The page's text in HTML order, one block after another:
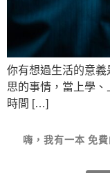
你有想過生活的意
思的事情，當上學
時間 […]
嗨，我有一本 免